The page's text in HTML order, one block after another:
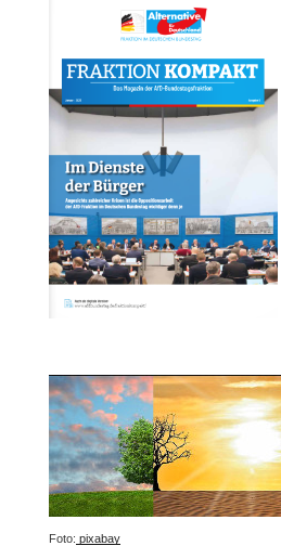
Foto: pixabay